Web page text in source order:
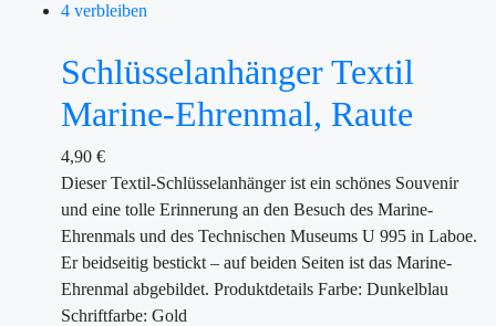
4 verbleiben
Schlüsselanhänger Textil
Marine-Ehrenmal, Raute
4,90 €
Dieser Textil-Schlüsselanhänger ist ein schönes Souvenir
und eine tolle Erinnerung an den Besuch des Marine-
Ehrenmals und des Technischen Museums U 995 in Laboe.
Er beidseitig bestickt – auf beiden Seiten ist das Marine-
Ehrenmal abgebildet. Produktdetails Farbe: Dunkelblau
Schriftfarbe: Gold